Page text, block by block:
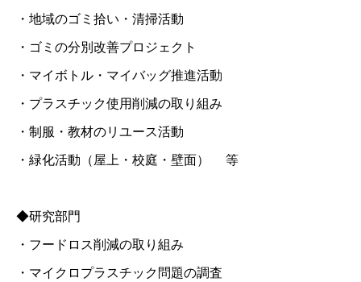
・地域のゴミ拾い・清掃活動
・ゴミの分別改善プロジェクト
・マイボトル・マイバッグ推進活動
・プラスチック使用削減の取り組み
・制服・教材のリユース活動
・緑化活動（屋上・校庭・壁面） 等
◆研究部門
・フードロス削減の取り組み
・マイクロプラスチック問題の調査